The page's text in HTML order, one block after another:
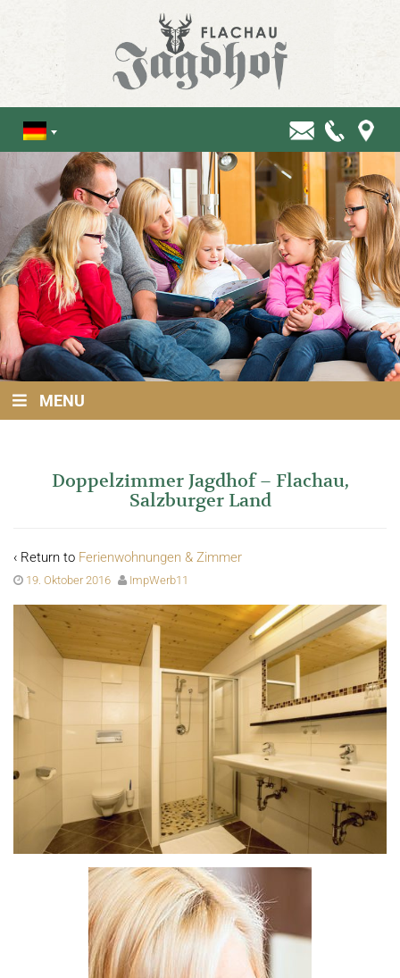
MENU
Doppelzimmer Jagdhof – Flachau,
Salzburger Land
‹ Return to Ferienwohnungen & Zimmer
19. Oktober 2016 ImpWerb11